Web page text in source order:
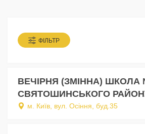
ФІЛЬТР
ВЕЧІРНЯ (ЗМІННА) ШКОЛА
СВЯТОШИНСЬКОГО
м. Київ, вул. Осіння, буд.35